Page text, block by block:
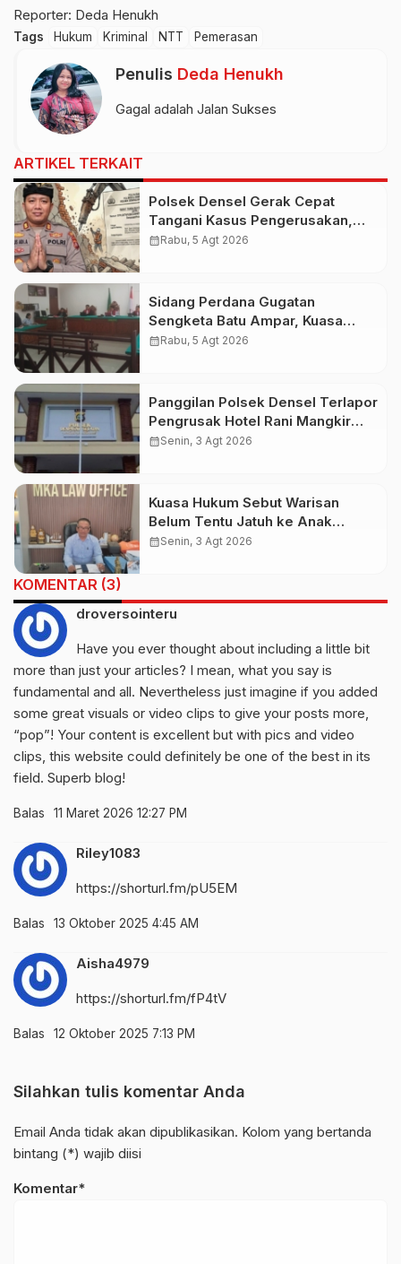
Reporter: Deda Henukh
Tags Hukum Kriminal NTT Pemerasan
Penulis Deda Henukh
Gagal adalah Jalan Sukses
ARTIKEL TERKAIT
Polsek Densel Gerak Cepat
Tangani Kasus Pengerusakan,
Kapolsek: Kami Sudah Koordinasi
calendar_monthRabu, 5 Agt 2026
Sidang Perdana Gugatan
Sengketa Batu Ampar, Kuasa
Hukum Sebut Tak Ikut Tergugat di
calendar_monthRabu, 5 Agt 2026
Panggilan Polsek Densel Terlapor
Pengrusak Hotel Rani Mangkir
Keluar Negeri, Ternyata Masih di
calendar_monthSenin, 3 Agt 2026
Kuasa Hukum Sebut Warisan
Belum Tentu Jatuh ke Anak
Kandung, Jero Mangku “Merusak
calendar_monthSenin, 3 Agt 2026
KOMENTAR (3)
droversointeru
Have you ever thought about including a little bit
more than just your articles? I mean, what you say is
fundamental and all. Nevertheless just imagine if you added
some great visuals or video clips to give your posts more,
“pop”! Your content is excellent but with pics and video
clips, this website could definitely be one of the best in its
field. Superb blog!
Balas 11 Maret 2026 12:27 PM
Riley1083
https://shorturl.fm/pU5EM
Balas 13 Oktober 2025 4:45 AM
Aisha4979
https://shorturl.fm/fP4tV
Balas 12 Oktober 2025 7:13 PM
Silahkan tulis komentar Anda
Email Anda tidak akan dipublikasikan. Kolom yang bertanda
bintang (*) wajib diisi
Komentar*